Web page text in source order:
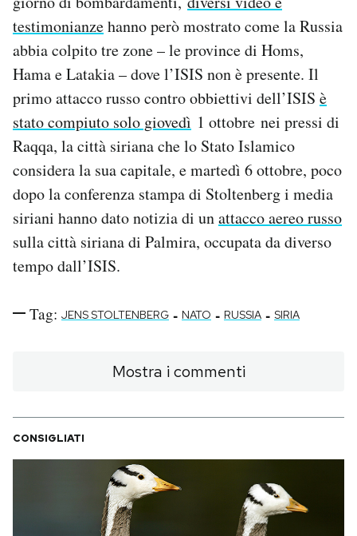
testimonianzehanno però mostrato come la Russia
abbia colpito tre zone – le province di Homs,
Hama e Latakia – dove l’ISIS non è presente. Il
primo attacco russo contro obbiettivi dell’ISIS è
stato compiuto solo giovedì 1 ottobre nei pressi di
Raqqa, la città siriana che lo Stato Islamico
considera la sua capitale, e martedì 6 ottobre, poco
dopo la conferenza stampa di Stoltenberg i media
siriani hanno dato notizia di unattacco aereo russo
sulla città siriana di Palmira, occupata da diverso
tempo dall’ISIS.
Tag: JENS STOLTENBERG - NATO - RUSSIA - SIRIA
Mostra i commenti
CONSIGLIATI